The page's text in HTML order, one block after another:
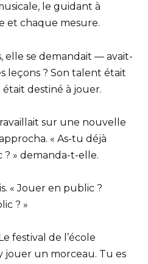
le guidant à
et chaque mesure.
elle se demandait — avait-
leçons ? Son talent était
destiné à jouer.
sur une nouvelle
« As-tu déjà
» demanda-t-elle.
« Jouer en public ?
? »
festival de l’école
jouer un morceau. Tu es